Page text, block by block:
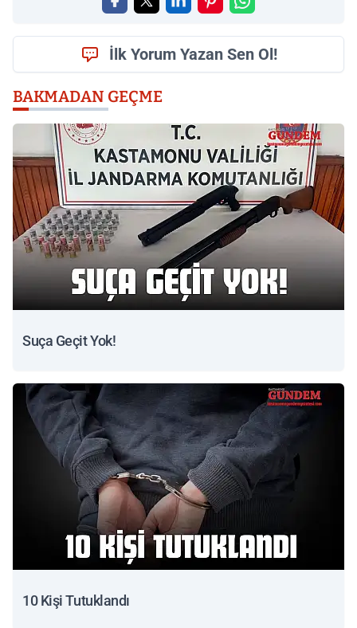
İlk Yorum Yazan Sen Ol!
BAKMADAN GEÇME
Suça Geçit Yok!
10 Kişi Tutuklandı